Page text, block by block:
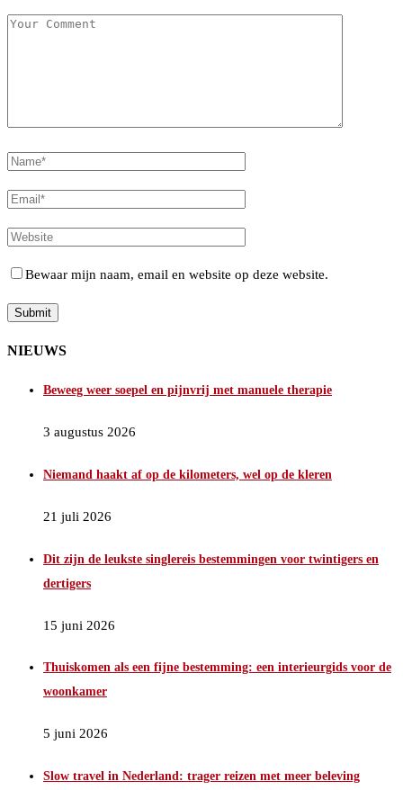
Bewaar mijn naam, email en website op deze website.
NIEUWS
Beweeg weer soepel en pijnvrij met manuele therapie
3 augustus 2026
Niemand haakt af op de kilometers, wel op de kleren
21 juli 2026
Dit zijn de leukste singlereis bestemmingen voor twintigers en
dertigers
15 juni 2026
Thuiskomen als een fijne bestemming: een interieurgids voor de
woonkamer
5 juni 2026
Slow travel in Nederland: trager reizen met meer beleving